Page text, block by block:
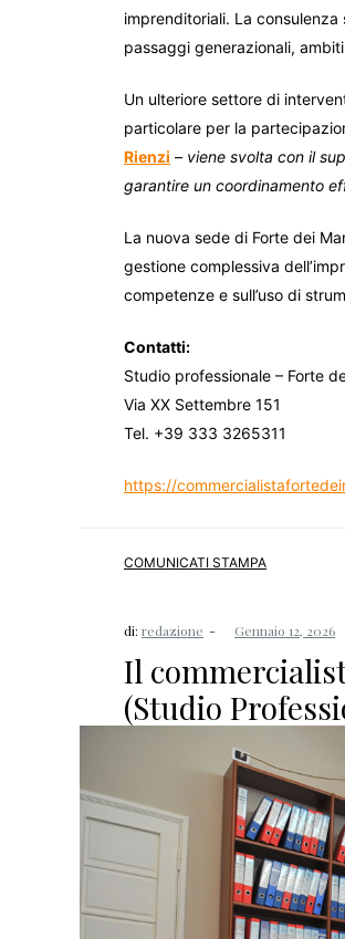
imprenditoriali. La
passaggi generazionali,
Un ulteriore settore di
particolare per la
Rienzi – viene svolta con il
garantire un coordinamento
La nuova sede di Forte dei
gestione complessiva
competenze e sull’uso di
Contatti:
Studio professionale – Forte
Via XX Settembre 151
Tel. +39 333 3265311
https://
COMUNICATI STAMPA
di: redazione
Il
(Studio